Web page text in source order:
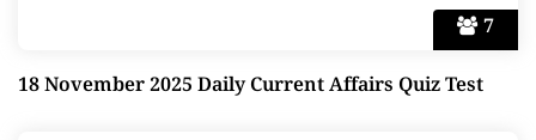
7
18 November 2025 Daily Current Affairs Quiz Test